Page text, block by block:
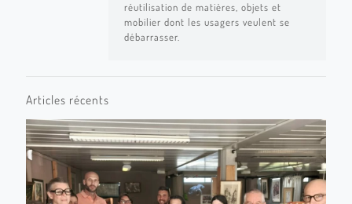
réutilisation de matières, objets et
mobilier dont les usagers veulent se
débarrasser.
Articles récents